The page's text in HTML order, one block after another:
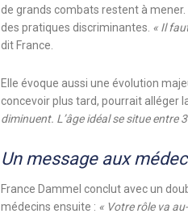
de grands combats restent à
des pratiques discriminantes. « Il
dit France.
Elle évoque aussi une évolution
concevoir plus tard, pourrait alléger
diminuent. L’âge idéal se situe entre
Un message aux
France Dammel conclut avec un
médecins ensuite : « Votre rôle va